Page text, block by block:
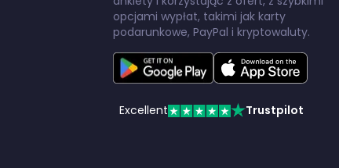
opcjami wypłat, takimi jak karty
podarunkowe, PayPal i kryptowaluty.
Excellent Trustpilot